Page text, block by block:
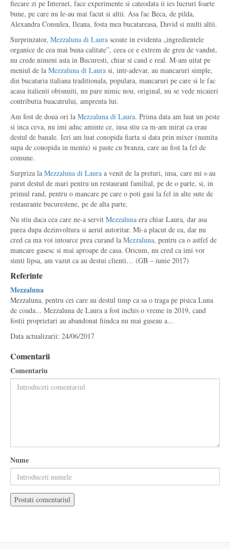
fiecare zi pe Internet, face experimente si cateodata ii ies lucruri foarte
bune, pe care nu le-au mai facut si altii. Asa fac Beca, de pilda,
Alexandra Consulea, Ileana, fosta mea bucatareasa, David si multi altii.
Surprinzator, Mezzaluna di Laura scoate in evidenta „ingredientele
organice de cea mai buna calitate”, ceea ce e extrem de greu de vandut,
nu crede nimeni asta in Bucuresti, chiar si cand e real. M-am uitat pe
meniul de la Mezzaluna di Laura si, intr-adevar, au mancaruri simple,
din bucataria italiana traditionala, populara, mancaruri pe care si le fac
acasa italienii obisnuiti, nu pare nimic nou, original, nu se vede nicaieri
contributia buacatrului, amprenta lui.
Am fost de doua ori la Mezzaluna di Laura. Prima data am luat un peste
si inca ceva, nu imi aduc aminte ce, insa stiu ca m-am mirat ca erau
destul de banale. Ieri am luat conopida fiarta si data prin mixer (numita
supa de conopida in meniu) si paste cu branza, care au fost la fel de
comune.
Surpriza la Mezzaluna di Laura a venit de la preturi, insa, care mi s-au
parut destul de mari pentru un restaurant familial, pe de o parte, si, in
primul rand, pentru o mancare pe care o poti gasi la fel in alte sute de
restaurante bucurestene, pe de alta parte.
Nu stiu daca cea care ne-a servit Mezzaluna era chiar Laura, dar asa
parea dupa dezinvoltura si aerul autoritar. Mi-a placut de ea, dar nu
cred ca ma voi intoarce prea curand la Mezzaluna, pentru ca o astfel de
mancare gasesc si mai aproape de casa. Oricum, nu cred ca imi vor
simti lipsa, am vazut ca au destui clienti… (GB – iunie 2017)
Referinte
Mezzaluna
Mezzaluna, pentru cei care au destul timp ca sa o traga pe pisica Luna
de coada... Mezzaluna de Laura a fost inchis o vreme in 2019, cand
fostii proprietari au abandonat fiindca nu mai gaseau a...
Data actualizarii: 24/06/2017
Comentarii
Comentariu
Nume